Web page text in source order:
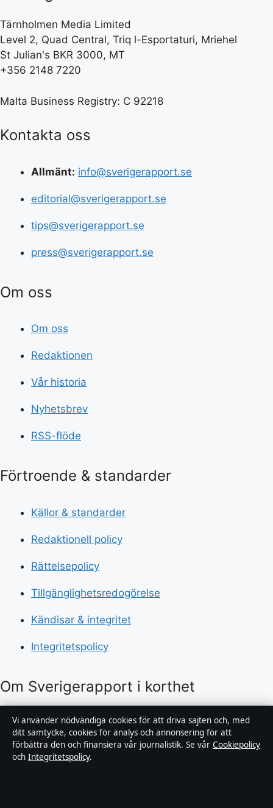
Tärnholmen Media Limited
Level 2, Quad Central, Triq l-Esportaturi, Mriehel
St Julian's BKR 3000, MT
+356 2148 7220
Malta Business Registry: C 92218
Kontakta oss
Allmänt: info@sverigerapport.se
editorial@sverigerapport.se
tips@sverigerapport.se
press@sverigerapport.se
Om oss
Om oss
Redaktionen
Vår historia
Nyhetsbrev
RSS-flöde
Förtroende & standarder
Källor & standarder
Redaktionell policy
Rättelsepolicy
Tillgänglighetsredogörelse
Kändisar & integritet
Integritetspolicy
Om Sverigerapport i korthet
Sverigerapport är en oberoende svensk digital
nyhetssajt med fokus på film, tv, kultur och
nöjesnyheter. Varje artikel har en namngiven byline,
granskas av en redaktör och faktagranskas innan
Vi använder nödvändiga cookies för att driva sajten och, med
ditt samtycke, cookies för analys och annonsering för att
förbättra den och finansiera vår journalistik. Se vår Cookiepolicy
och Integritetspolicy.